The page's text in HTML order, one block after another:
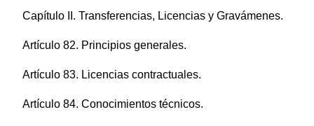
Capítulo II. Transferencias, Licencias y Gravámenes.
Artículo 82. Principios generales.
Artículo 83. Licencias contractuales.
Artículo 84. Conocimientos técnicos.